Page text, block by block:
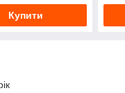
Купити